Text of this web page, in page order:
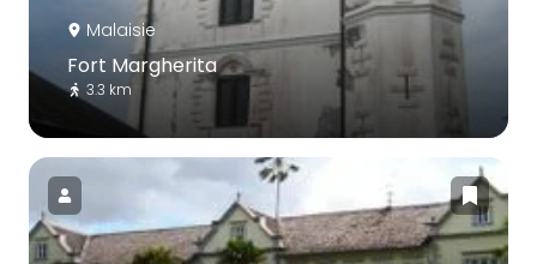
Malaisie
Fort Margherita
3.3 km